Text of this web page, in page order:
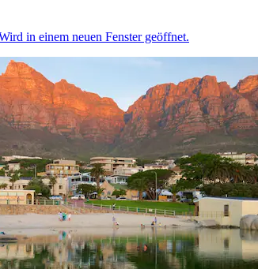
in einem neuen Fenster geöffnet.